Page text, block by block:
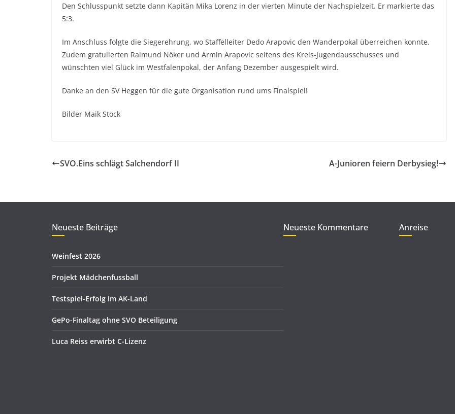
Den Schlusspunkt setzte dann Kapitän Mika Lorenz in der vierten Minute der Nachspielzeit. Er markierte das
5:3.
Im Anschluss folgte die Siegerehrung, wo Staffelleiter Dedo Arapovic den Wanderpokal überreichen konnte.
Zudem gratulierten Raimund Nöker und Armin Arapovic seitens des Kreis-Jugendausschusses und
wünschten viel Glück im Westfalenpokal, der Anfang Dezember ausgespielt wird.
Danke an den SV Heggen für die gute Organisation rund ums Finalspiel!
Bilder Maik Stock
SVO.Eins schlägt Salchendorf II A-Junioren feiern Derbysieg!
Neueste Beiträge
Weinfest 2026
Projekt Mädchenfussball
Testspiel-Erfolg im AK-Land
GePo-Finaltag ohne SVO Beteiligung
Luca Reiss erwirbt C-Lizenz
Neueste Kommentare Anreise